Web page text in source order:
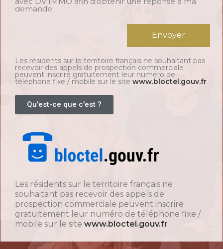
demande.
Envoyer
Les résidents sur le territoire français ne souhaitant pas
recevoir des appels de prospection commerciale
peuvent inscrire gratuitement leur numéro de
téléphone fixe / mobile sur le sitewww.bloctel.gouv.fr
Qu'est-ce que c'est ?
Les résidents sur le territoire français ne
souhaitant pas recevoir des appels de
prospection commerciale peuvent inscrire
gratuitement leur numéro de téléphone fixe /
mobile sur le sitewww.bloctel.gouv.fr